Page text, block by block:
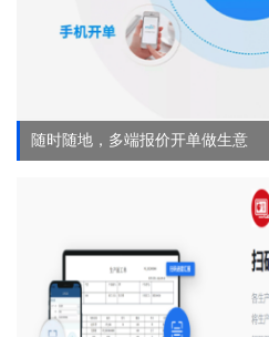
随时随地，多端报价开单做生意